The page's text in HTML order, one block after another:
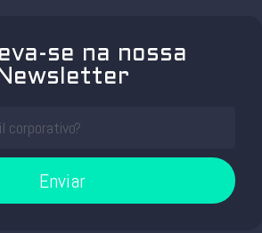
se na nossa
Newsletter
Enviar